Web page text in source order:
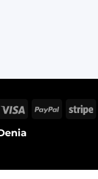
Visa PayPal